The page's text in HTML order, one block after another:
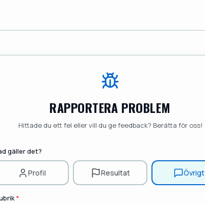
RAPPORTERA PROBLEM
Hittade du ett fel eller vill du ge feedback? Berätta för oss!
gäller det?
Profil Resultat Övrigt
*